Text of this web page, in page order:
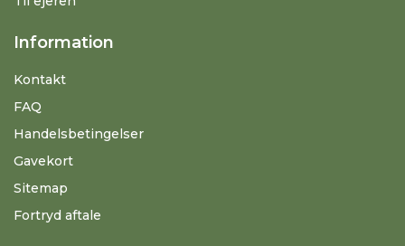
Information
Kontakt
FAQ
Handelsbetingelser
Gavekort
Sitemap
Fortryd aftale